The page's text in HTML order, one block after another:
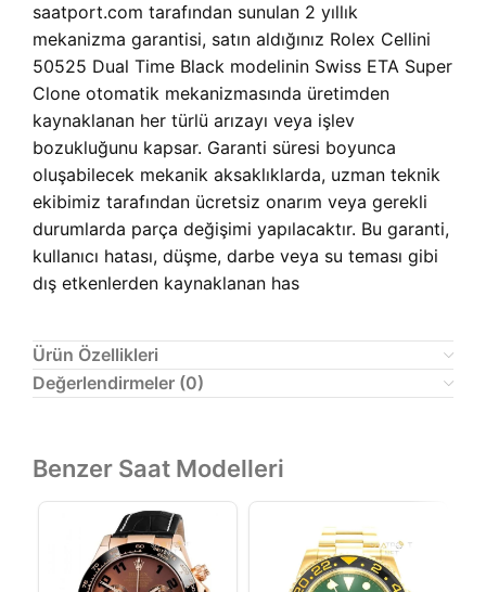
saatport.com tarafından sunulan 2 yıllık
mekanizma garantisi, satın aldığınız Rolex Cellini
50525 Dual Time Black modelinin Swiss ETA Super
Clone otomatik mekanizmasında üretimden
kaynaklanan her türlü arızayı veya işlev
bozukluğunu kapsar. Garanti süresi boyunca
oluşabilecek mekanik aksaklıklarda, uzman teknik
ekibimiz tarafından ücretsiz onarım veya gerekli
durumlarda parça değişimi yapılacaktır. Bu garanti,
kullanıcı hatası, düşme, darbe veya su teması gibi
dış etkenlerden kaynaklanan has
Ürün Özellikleri
Değerlendirmeler (0)
Benzer Saat Modelleri